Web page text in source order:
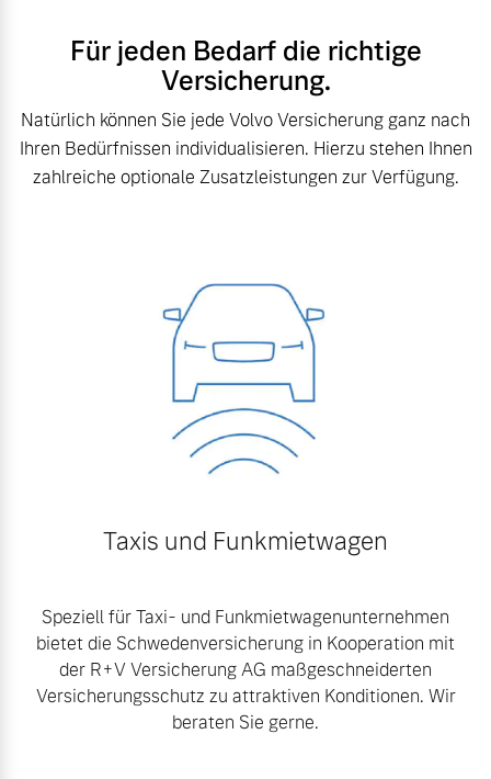
Für jeden Bedarf die richtige
Versicherung.
Natürlich können Sie jede Volvo Versicherung ganz nach
Ihren Bedürfnissen individualisieren. Hierzu stehen Ihnen
zahlreiche optionale Zusatzleistungen zur Verfügung.
Taxis und Funkmietwagen
Speziell für Taxi- und Funkmietwagenunternehmen
bietet die Schwedenversicherung in Kooperation mit
der R+V Versicherung AG maßgeschneiderten
Versicherungsschutz zu attraktiven Konditionen. Wir
beraten Sie gerne.